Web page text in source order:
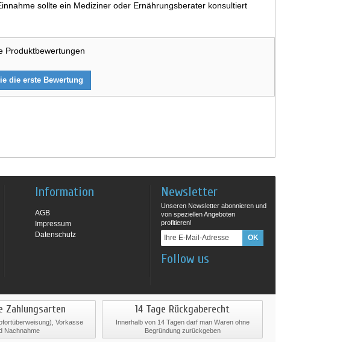
sollte ein Mediziner oder Ernährungsberater konsultiert
Produktbewertungen
die erste Bewertung
Information
AGB
Impressum
Datenschutz
Newsletter
Unseren Newsletter abonnieren und
von speziellen Angeboten
profitieren!
Follow us
Zahlungsarten
Vorkasse
Nachnahme
14 Tage Rückgaberecht
Innerhalb von 14 Tagen darf man Waren ohne
Begründung zurückgeben